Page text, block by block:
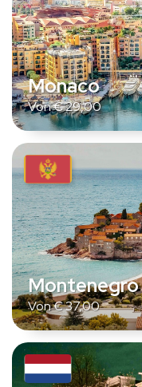
Monaco
Von€29,00
Montenegro
Von€37,00